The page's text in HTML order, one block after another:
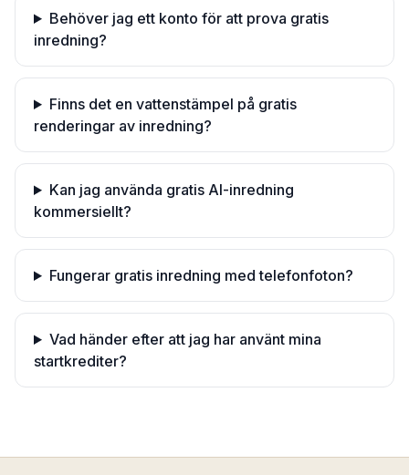
Behöver jag ett konto för att prova gratis
inredning?
Finns det en vattenstämpel på gratis
renderingar av inredning?
Kan jag använda gratis AI-inredning
kommersiellt?
Fungerar gratis inredning med telefonfoton?
Vad händer efter att jag har använt mina
startkrediter?